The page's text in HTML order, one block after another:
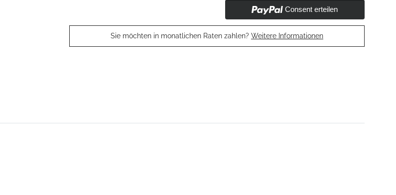
Consent erteilen
Sie möchten in monatlichen Raten zahlen? Weitere Informationen